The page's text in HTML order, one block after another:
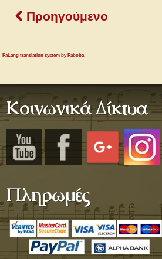
Προηγούμενο
FaLang translation system by Faboba
Κοινωνικά Δίκτυα
Πληρωμές